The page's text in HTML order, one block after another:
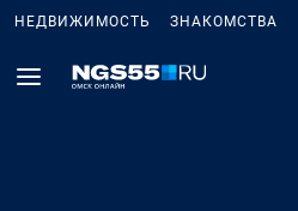
НЕДВИЖИМОСТЬ ЗНАКОМСТВА